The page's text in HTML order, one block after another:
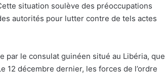
situation soulève des préoccupations
autorités pour lutter contre de tels actes
par le consulat guinéen situé au Libéria, que
12 décembre dernier, les forces de l’ordre